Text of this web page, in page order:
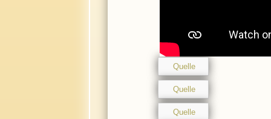
Quelle
Quelle
Quelle